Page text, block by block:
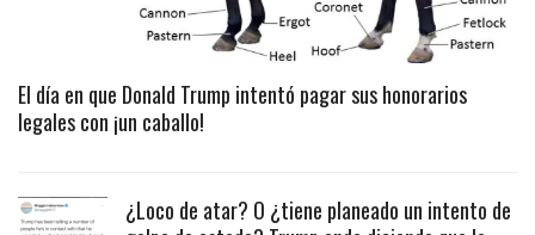
El día en que Donald Trump intentó pagar sus honorarios
legales con ¡un caballo!
¿Loco de atar? O ¿tiene planeado un intento de